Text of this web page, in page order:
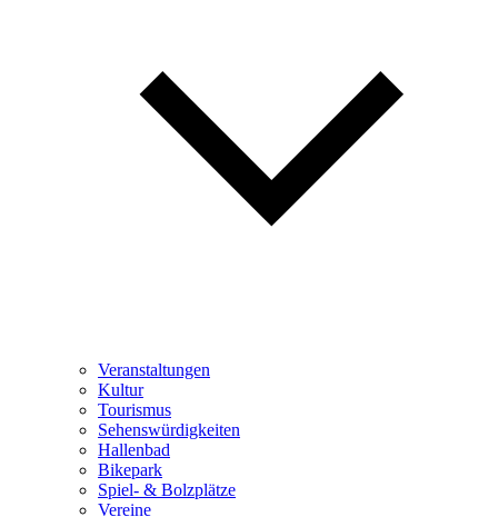
Veranstaltungen
Kultur
Tourismus
Sehenswürdigkeiten
Hallenbad
Bikepark
Spiel- & Bolzplätze
Vereine